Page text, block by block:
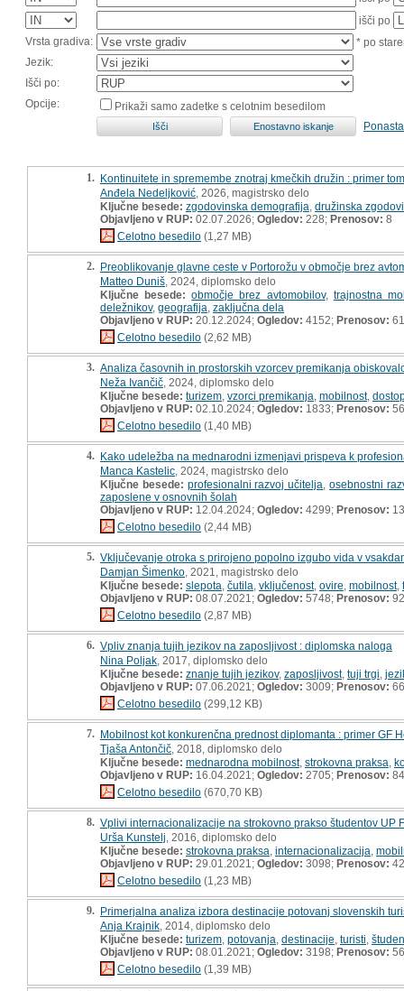
išči po
Vrsta gradiva:
* po
Jezik:
Išči po:
Opcije:
Prikaži samo zadetke s celotnim besedilom
1. Kontinuitete in spremembe znotraj kmečkih družin : primer
Anđela Nedeljković , 2026, magistrsko delo
Ključne besede: zgodovinska demografija družinska
Objavljeno v RUP: 02.07.2026; Ogledov: 228; Prenosov: 8
Celotno besedilo (1,27 MB)
2. Preoblikovanje glavne ceste v Portorožu v območje brez
Matteo Duniš , 2024, diplomsko delo
Ključne besede: območje brez avtomobilov, trajnostna
deležnikov, geografija zaključna dela
Objavljeno v RUP: 20.12.2024; Ogledov: 4152; Prenosov: 61
Celotno besedilo (2,62 MB)
3. Analiza časovnih in prostorskih vzorcev premikanja
Neža Ivančič , 2024, diplomsko delo
Ključne besede: turizem vzorci premikanja mobilnost,
Objavljeno v RUP: 02.10.2024; Ogledov: 1833; Prenosov: 56
Celotno besedilo (1,40 MB)
4. Kako udeležba na mednarodni izmenjavi prispeva k
Manca Kastelic , 2024, magistrsko delo
Ključne besede: profesionalni razvoj učitelja ,osebnostni
zaposlene v osnovnih šolah
Objavljeno v RUP: 12.04.2024; Ogledov: 4299; Prenosov:
Celotno besedilo (2,44 MB)
5. Vključevanje otroka s prirojeno popolno izgubo vida v
Damjan Šimenko , 2021, magistrsko delo
Ključne besede: slepota čutila vključenost, ovire mobilnost,
Objavljeno v RUP: 08.07.2021; Ogledov: 5748; Prenosov: 92
Celotno besedilo (2,87 MB)
6. Vpliv znanja tujih jezikov na zaposljivost : diplomska naloga
Nina Poljak , 2017, diplomsko delo
Ključne besede: znanje tujih jezikov, zaposljivost, tuji trgi
Objavljeno v RUP: 07.06.2021; Ogledov: 3009; Prenosov: 66
Celotno besedilo (299,12 KB)
7. Mobilnost kot konkurenčna prednost diplomanta : primer GF
Tjaša Antončič , 2018, diplomsko delo
Ključne besede: mednarodna mobilnost, strokovna praksa
Objavljeno v RUP: 16.04.2021; Ogledov: 2705; Prenosov: 84
Celotno besedilo (670,70 KB)
8. Vplivi internacionalizacije na strokovno prakso študentov UP
Urša Kunstelj , 2016, diplomsko delo
Ključne besede: strokovna praksa internacionalizacija
Objavljeno v RUP: 29.01.2021; Ogledov: 3098; Prenosov: 42
Celotno besedilo (1,23 MB)
9. Primerjalna analiza izbora destinacije potovanj slovenskih
Anja Krajnik , 2014, diplomsko delo
Ključne besede: turizem potovanja destinacije turisti
Objavljeno v RUP: 08.01.2021; Ogledov: 3198; Prenosov: 56
Celotno besedilo (1,39 MB)